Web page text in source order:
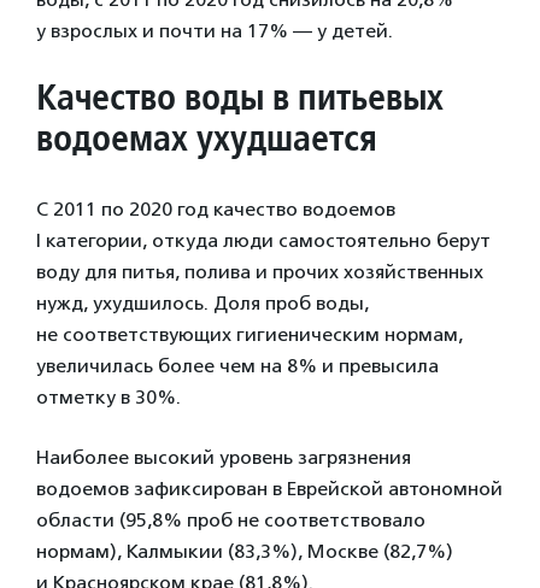
у взрослых и почти на 17% — у детей.
Качество воды в питьевых
водоемах ухудшается
С 2011 по 2020 год качество водоемов
I категории, откуда люди самостоятельно берут
воду для питья, полива и прочих хозяйственных
нужд, ухудшилось. Доля проб воды,
не соответствующих гигиеническим нормам,
увеличилась более чем на 8% и превысила
отметку в 30%.
Наиболее высокий уровень загрязнения
водоемов зафиксирован в Еврейской автономной
области (95,8% проб не соответствовало
нормам), Калмыкии (83,3%), Москве (82,7%)
и Красноярском крае (81,8%).